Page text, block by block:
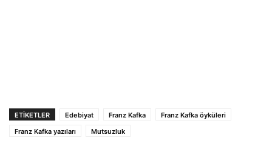
ETIKETLER Edebiyat Franz Kafka
Franz Kafka öyküleri
Franz Kafka yazıları
Mutsuzluk